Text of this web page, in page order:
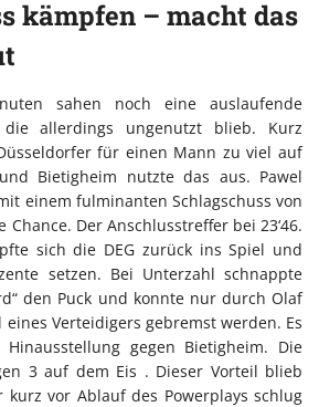
kämpfen – macht das
sahen noch eine auslaufende
allerdings ungenutzt blieb. Kurz
für einen Mann zu viel auf
Bietigheim nutzte das aus. Pawel
einem fulminanten Schlagschuss von
Der Anschlusstreffer bei 23‘46.
sich die DEG zurück ins Spiel und
setzen. Bei Unterzahl schnappte
den Puck und konnte nur durch Olaf
Verteidigers gebremst werden. Es
gegen Bietigheim. Die
3 auf dem Eis . Dieser Vorteil blieb
vor Ablauf des Powerplays schlug